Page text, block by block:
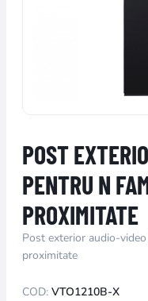
POST
PENTRU N
PROXIMITATE
Post exterior audio-
proximitate
COD: VTO1210B-X